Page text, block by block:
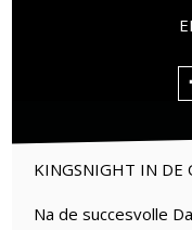
KINGSNIGHT IN DE
Na de succesvolle